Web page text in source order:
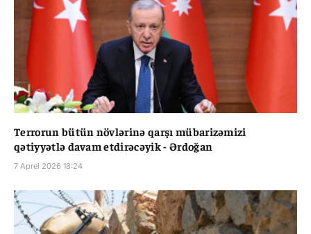
Terrorun bütün növlərinə qarşı mübarizəmizi
qətiyyətlə davam etdirəcəyik - Ərdoğan
7 Aprel 2026 18:24